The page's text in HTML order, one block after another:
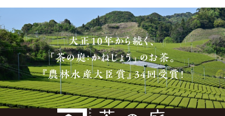
大正10年から続く、
「茶の庭：かねじょう」のお茶。
『農林水産大臣賞』34回受賞！